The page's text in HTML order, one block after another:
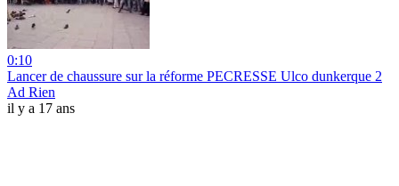
0:10
Lancer de chaussure sur la réforme PECRESSE Ulco dunkerque 2
Ad Rien
il y a 17 ans